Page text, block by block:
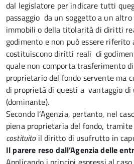
dal legislatore per indicare tutti
passaggio da un soggetto a un
immobili o della titolarità di diritti
godimento e non può essere
costituiscono diritti reali di
quale non comporta trasferimento
proprietario del fondo servente ma
di proprietà di questi a vantaggio
(dominante).
Secondo l’Agenzia, pertanto, nel
piena proprietaria del fondo, tramite
costituitoil diritto di usufrutto in
Il parere reso dall’Agenzia delle